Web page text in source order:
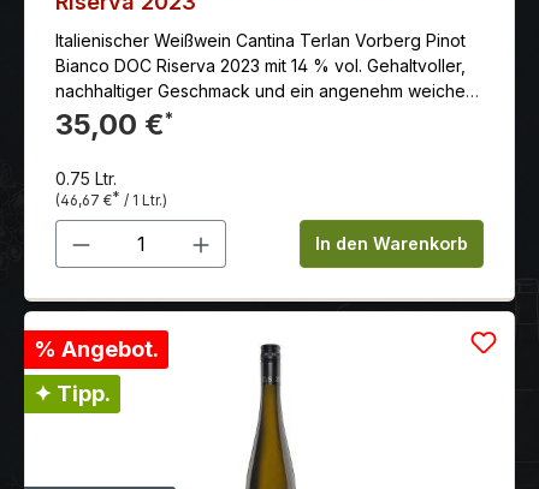
Italienischer Weißwein Cantina Terlan Vorberg Pinot
Bianco DOC Riserva 2023 mit 14 % vol. Gehaltvoller,
nachhaltiger Geschmack und ein angenehm weiches
Säurespiel.
35,00 €*
0.75 Ltr.
(46,67 €* / 1 Ltr.)
Produkt Anzahl: Gib denIn den Warenkorb
% Angebot.
✦ Tipp.